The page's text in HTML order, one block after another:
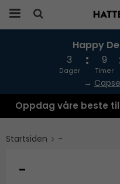
Produktet har
Happy
3
Dager
9
Timer
→
Oppdag våre beste
Startsiden -
-